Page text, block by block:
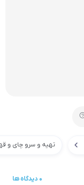
تهیه و سرو چای و
0 دیدگاه ها